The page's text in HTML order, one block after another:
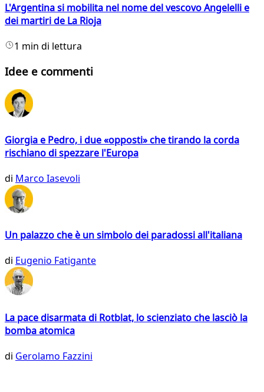
L'Argentina si mobilita nel nome del vescovo Angelelli e
dei martiri de La Rioja
1 min di lettura
Idee e commenti
Giorgia e Pedro, i due «opposti» che tirando la corda
rischiano di spezzare l'Europa
di Marco Iasevoli
Un palazzo che è un simbolo dei paradossi all'italiana
di Eugenio Fatigante
La pace disarmata di Rotblat, lo scienziato che lasciò la
bomba atomica
di Gerolamo Fazzini